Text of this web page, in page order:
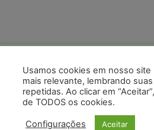
postagens diárias do
com os termos de usoeprivacidadedo
Usamos cookies em nosso
mais relevante, lembrando
repetidas. Ao clicar em
de TODOS os cookies.
Configurações Aceitar